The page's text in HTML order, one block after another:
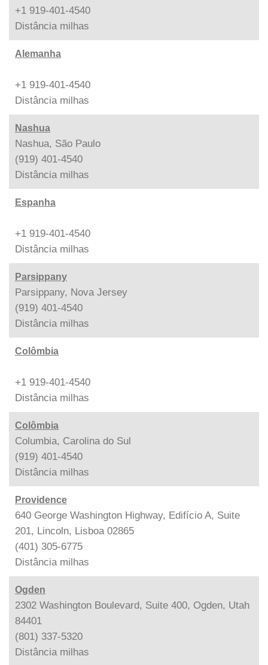
+1 919-401-4540
Distância milhas
Alemanha
+1 919-401-4540
Distância milhas
Nashua
Nashua, São Paulo
(919) 401-4540
Distância milhas
Espanha
+1 919-401-4540
Distância milhas
Parsippany
Parsippany, Nova Jersey
(919) 401-4540
Distância milhas
Colômbia
+1 919-401-4540
Distância milhas
Colômbia
Columbia, Carolina do Sul
(919) 401-4540
Distância milhas
Providence
640 George Washington Highway, Edifício A, Suite
201, Lincoln, Lisboa 02865
(401) 305-6775
Distância milhas
Ogden
2302 Washington Boulevard, Suite 400, Ogden, Utah
84401
(801) 337-5320
Distância milhas